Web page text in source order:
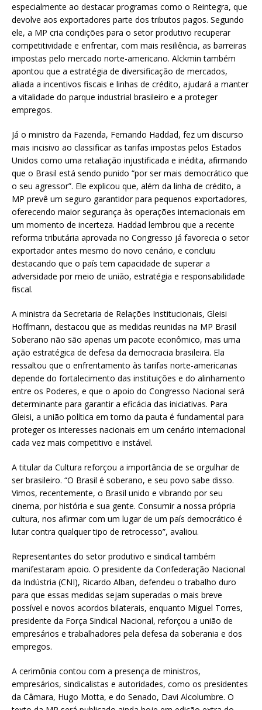
especialmente ao destacar programas como o Reintegra, que
devolve aos exportadores parte dos tributos pagos. Segundo
ele, a MP cria condições para o setor produtivo recuperar
competitividade e enfrentar, com mais resiliência, as barreiras
impostas pelo mercado norte-americano. Alckmin também
apontou que a estratégia de diversificação de mercados,
aliada a incentivos fiscais e linhas de crédito, ajudará a manter
a vitalidade do parque industrial brasileiro e a proteger
empregos.
Já o ministro da Fazenda, Fernando Haddad, fez um discurso
mais incisivo ao classificar as tarifas impostas pelos Estados
Unidos como uma retaliação injustificada e inédita, afirmando
que o Brasil está sendo punido “por ser mais democrático que
o seu agressor”. Ele explicou que, além da linha de crédito, a
MP prevê um seguro garantidor para pequenos exportadores,
oferecendo maior segurança às operações internacionais em
um momento de incerteza. Haddad lembrou que a recente
reforma tributária aprovada no Congresso já favorecia o setor
exportador antes mesmo do novo cenário, e concluiu
destacando que o país tem capacidade de superar a
adversidade por meio de união, estratégia e responsabilidade
fiscal.
A ministra da Secretaria de Relações Institucionais, Gleisi
Hoffmann, destacou que as medidas reunidas na MP Brasil
Soberano não são apenas um pacote econômico, mas uma
ação estratégica de defesa da democracia brasileira. Ela
ressaltou que o enfrentamento às tarifas norte-americanas
depende do fortalecimento das instituições e do alinhamento
entre os Poderes, e que o apoio do Congresso Nacional será
determinante para garantir a eficácia das iniciativas. Para
Gleisi, a união política em torno da pauta é fundamental para
proteger os interesses nacionais em um cenário internacional
cada vez mais competitivo e instável.
A titular da Cultura reforçou a importância de se orgulhar de
ser brasileiro. “O Brasil é soberano, e seu povo sabe disso.
Vimos, recentemente, o Brasil unido e vibrando por seu
cinema, por história e sua gente. Consumir a nossa própria
cultura, nos afirmar com um lugar de um país democrático é
lutar contra qualquer tipo de retrocesso”, avaliou.
Representantes do setor produtivo e sindical também
manifestaram apoio. O presidente da Confederação Nacional
da Indústria (CNI), Ricardo Alban, defendeu o trabalho duro
para que essas medidas sejam superadas o mais breve
possível e novos acordos bilaterais, enquanto Miguel Torres,
presidente da Força Sindical Nacional, reforçou a união de
empresários e trabalhadores pela defesa da soberania e dos
empregos.
A cerimônia contou com a presença de ministros,
empresários, sindicalistas e autoridades, como os presidentes
da Câmara, Hugo Motta, e do Senado, Davi Alcolumbre. O